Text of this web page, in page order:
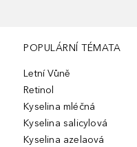
POPULÁRNÍ TÉMATA
Letní Vůně
Retinol
Kyselina mléčná
Kyselina salicylová
Kyselina azelaová